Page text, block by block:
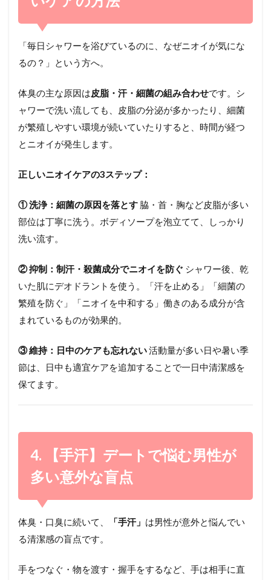
「毎日シャワーを浴びているのに、なぜニオイが気にな
るの？」という方へ。
体臭の主な原因は皮脂・汗・細菌の組み合わせです。シ
ャワーで洗い流しても、皮脂の分泌が多かったり、細菌
が繁殖しやすい環境が続いていたりすると、時間が経つ
とニオイが発生します。
正しいニオイケアの3ステップ：
① 洗浄：細菌の原因を落とす 脇・首・胸など皮脂が多い
部位は丁寧に洗う。ボディソープを泡立てて、しっかり
洗い流す。
② 抑制：制汗・殺菌成分でニオイを防ぐ シャワー後、乾
いた肌にデオドラントを使う。「汗を止める」「細菌の
繁殖を防ぐ」「ニオイを中和する」働きのある成分が含
まれているものが効果的。
③ 維持：日中のケアも忘れない活動量が多い日や暑い季
節は、日中も適宜ケアを追加することで一日中清潔感を
保てます。
4. 【手汗】デートで悩む男性が
多い意外な盲点
体臭・口臭に続いて、 「手汗」 は男性が意外と悩んでい
る清潔感の盲点です。
手をつなぐ・物を渡す・握手をするなど、手は相手に直